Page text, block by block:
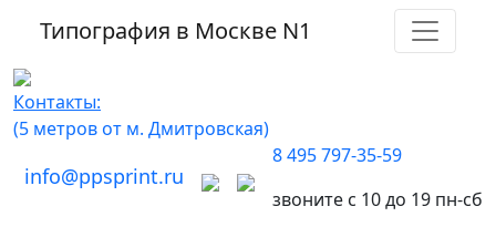
Типография в Москве N1
Контакты:
(5 метров от м. Дмитровская)
info@ppsprint.ru
8 495 797-35-59
звоните с 10 до 19 пн-сб